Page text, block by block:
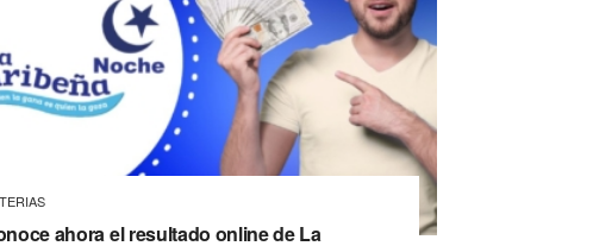
ahora el resultado online de La